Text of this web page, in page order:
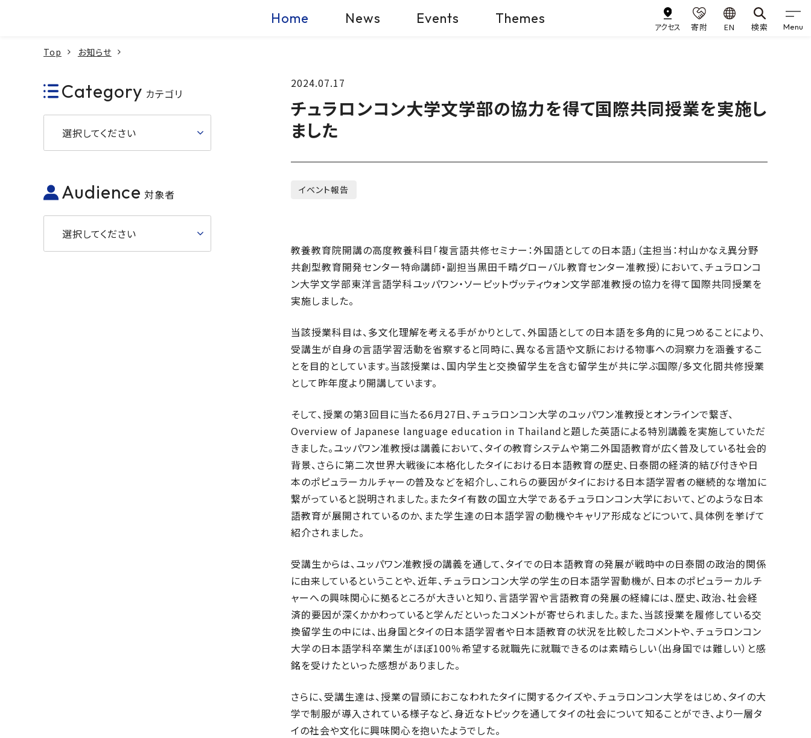
Home News Events Themes
アクセス 寄附 EN 検索 Menu
Top お知らせ
2024.07.17
チュラロンコン大学文学部の協力を得て国際共同授業を実施し
ました
イベント報告
教養教育院開講の高度教養科目「複言語共修セミナー：外国語としての日本語」（主担当：村山かなえ異分野
共創型教育開発センター特命講師・副担当黒田千晴グローバル教育センター准教授）において、チュラロンコ
ン大学文学部東洋言語学科ユッパワン・ソーピットヴッティウォン文学部准教授の協力を得て国際共同授業を
実施しました。
当該授業科目は、多文化理解を考える手がかりとして、外国語としての日本語を多角的に見つめることにより、
受講生が自身の言語学習活動を省察すると同時に、異なる言語や文脈における物事への洞察力を涵養するこ
とを目的としています。当該授業は、国内学生と交換留学生を含む留学生が共に学ぶ国際/多文化間共修授業
として昨年度より開講しています。
そして、授業の第3回目に当たる6月27日、チュラロンコン大学のユッパワン准教授とオンラインで繋ぎ、
Overview of Japanese language education in Thailandと題した英語による特別講義を実施していただ
きました。ユッパワン准教授は講義において、タイの教育システムや第二外国語教育が広く普及している社会的
背景、さらに第二次世界大戦後に本格化したタイにおける日本語教育の歴史、日泰間の経済的結び付きや日
本のポピュラーカルチャーの普及などを紹介し、これらの要因がタイにおける日本語学習者の継続的な増加に
繋がっていると説明されました。またタイ有数の国立大学であるチュラロンコン大学において、どのような日本
語教育が展開されているのか、また学生達の日本語学習の動機やキャリア形成などについて、具体例を挙げて
紹介されました。
受講生からは、ユッパワン准教授の講義を通して、タイでの日本語教育の発展が戦時中の日泰間の政治的関係
に由来しているということや、近年、チュラロンコン大学の学生の日本語学習動機が、日本のポピュラーカルチ
ャーへの興味関心に拠るところが大きいと知り、言語学習や言語教育の発展の経緯には、歴史、政治、社会経
済的要因が深くかかわっていると学んだといったコメントが寄せられました。また、当該授業を履修している交
換留学生の中には、出身国とタイの日本語学習者や日本語教育の状況を比較したコメントや、チュラロンコン
大学の日本語学科卒業生がほぼ100％希望する就職先に就職できるのは素晴らしい（出身国では難しい）と感
銘を受けたといった感想がありました。
さらに、受講生達は、授業の冒頭におこなわれたタイに関するクイズや、チュラロンコン大学をはじめ、タイの大
学で制服が導入されている様子など、身近なトピックを通してタイの社会について知ることができ、より一層タ
イの社会や文化に興味関心を抱いたようでした。
Category カテゴリ
選択してください
Audience 対象者
選択してください